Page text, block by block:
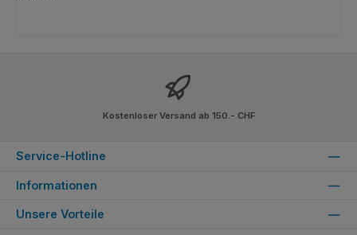
Kostenloser Versand ab 150.- CHF
Service-Hotline
Informationen
Unsere Vorteile